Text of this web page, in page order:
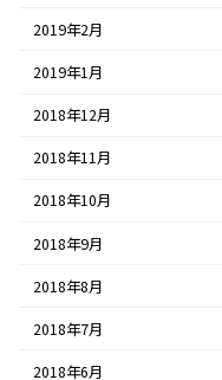
2019年2月
2019年1月
2018年12月
2018年11月
2018年10月
2018年9月
2018年8月
2018年7月
2018年6月